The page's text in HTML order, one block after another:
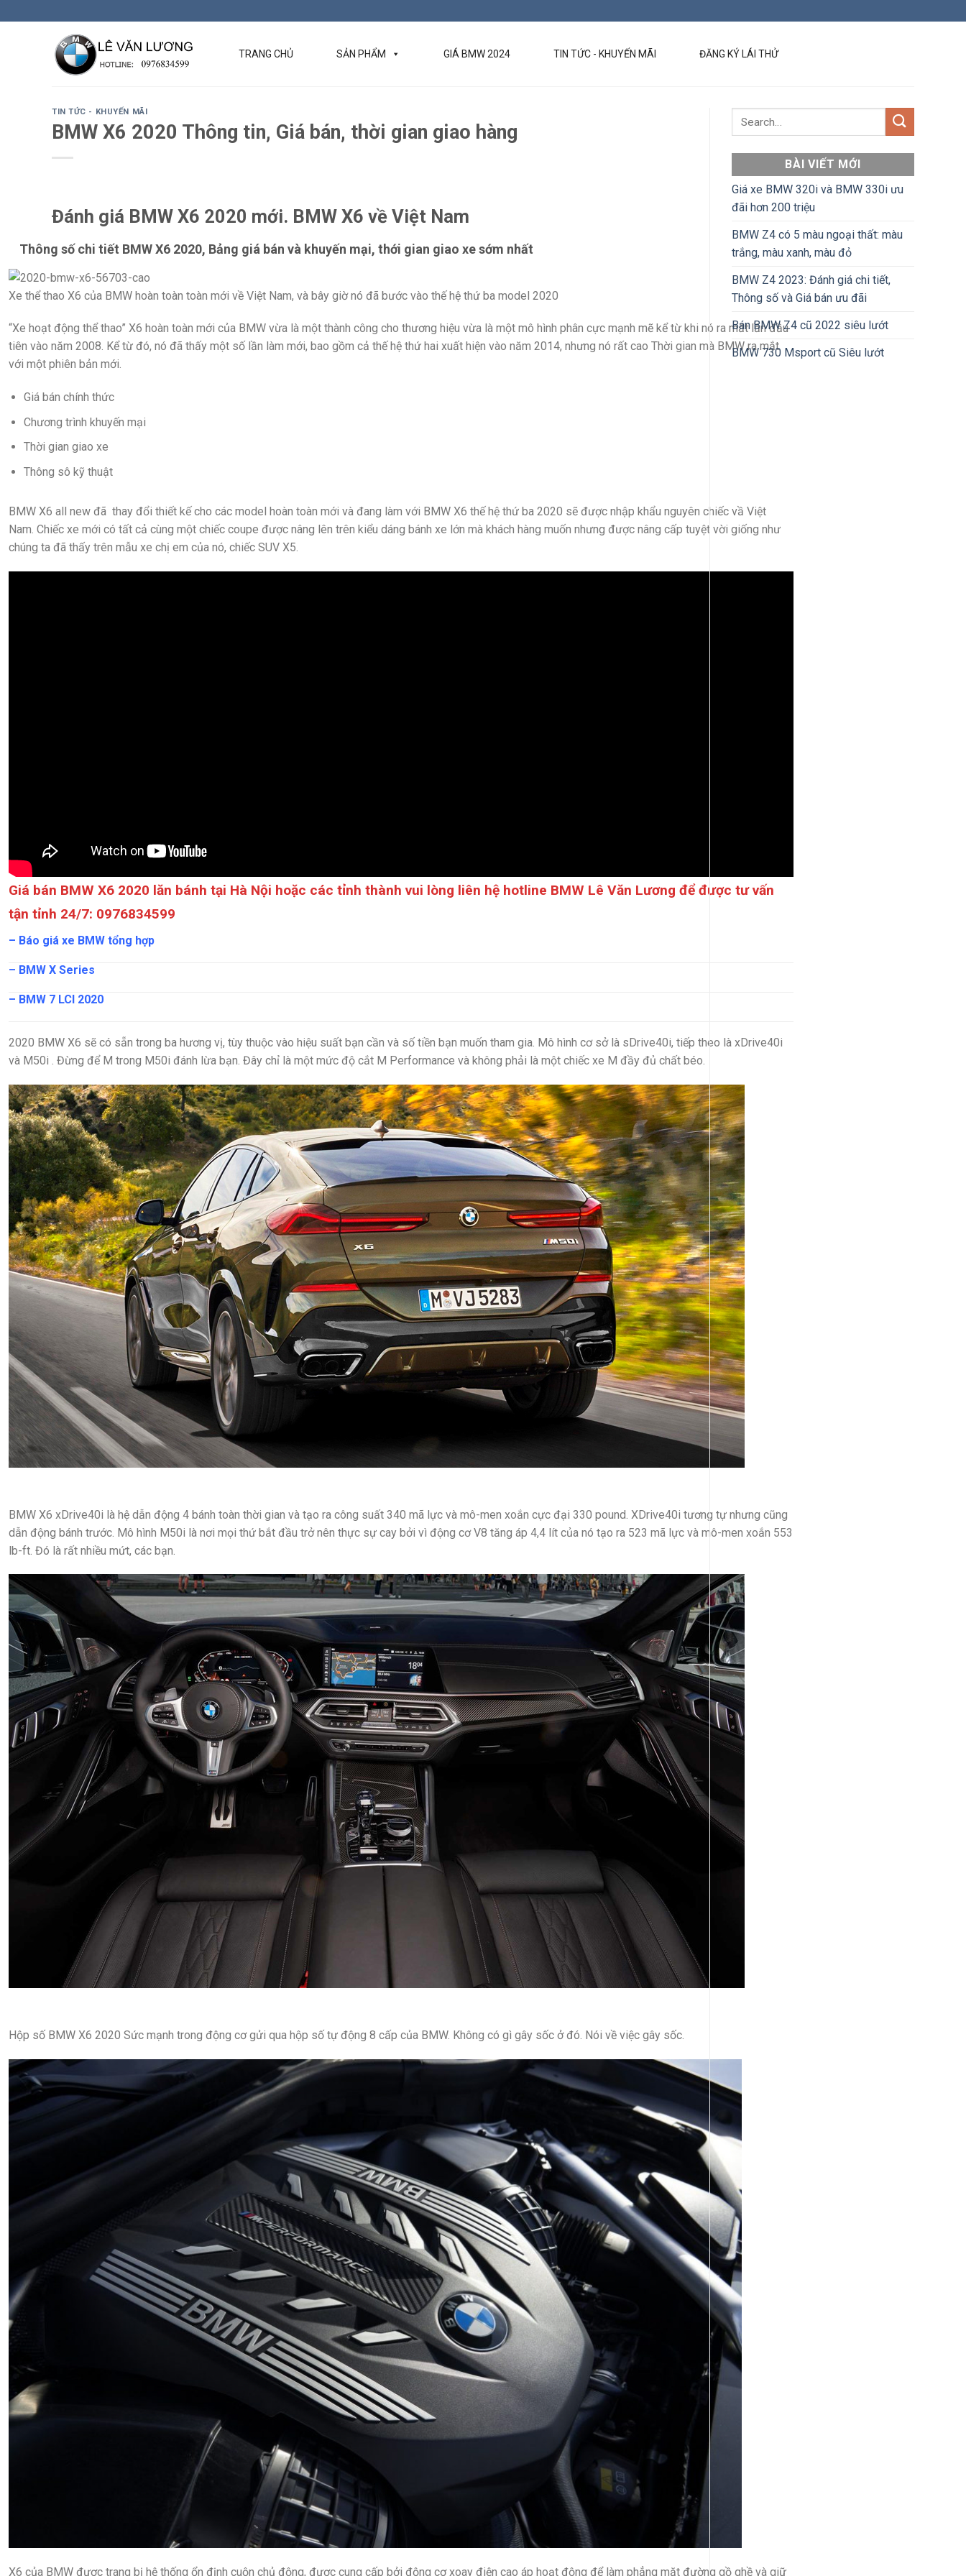
to
TRANG CHỦ SẢN PHẨM GIÁ BMW 2024 TIN TỨC - KHUYẾN MÃI ĐĂNG KÝ LÁI THỬ
TIN TỨC - KHUYẾN MÃI
BMW X6 2020 Thông tin, Giá bán, thời gian giao hàng
Đánh giá BMW X6 2020 mới. BMW X6 về Việt Nam
Thông số chi tiết BMW X6 2020, Bảng giá bán và khuyến mại, thới gian giao xe sớm nhất
Xe thể thao X6 của BMW hoàn toàn toàn mới về Việt Nam, và bây giờ nó đã bước vào thế hệ thứ ba model 2020
“Xe hoạt động thể thao” X6 hoàn toàn mới của BMW vừa là một thành công cho thương hiệu vừa là một mô hình phân cực mạnh mẽ kể từ khi nó ra mắt lần đầu
tiên vào năm 2008. Kể từ đó, nó đã thấy một số lần làm mới, bao gồm cả thế hệ thứ hai xuất hiện vào năm 2014, nhưng nó rất cao Thời gian mà BMW ra mắt
với một phiên bản mới.
Giá bán chính thức
Chương trình khuyến mại
Thời gian giao xe
Thông sô kỹ thuật
BMW X6 all new đã thay đổi thiết kế cho các model hoàn toàn mới và đang làm với BMW X6 thế hệ thứ ba 2020 sẽ được nhập khẩu nguyên chiếc vầ Việt
Nam. Chiếc xe mới có tất cả cùng một chiếc coupe được nâng lên trên kiểu dáng bánh xe lớn mà khách hàng muốn nhưng được nâng cấp tuyệt vời giống như
chúng ta đã thấy trên mẫu xe chị em của nó, chiếc SUV X5.
Giá bán BMW X6 2020 lăn bánh tại Hà Nội hoặc các tỉnh thành vui lòng liên hệ hotline BMW Lê Văn Lương để được tư vấn
tận tỉnh 24/7: 0976834599
– Báo giá xe BMW tổng hợp
– BMW X Series
– BMW 7 LCI 2020
2020 BMW X6 sẽ có sẵn trong ba hương vị, tùy thuộc vào hiệu suất bạn cần và số tiền bạn muốn tham gia. Mô hình cơ sở là sDrive40i, tiếp theo là xDrive40i
và M50i . Đừng để M trong M50i đánh lừa bạn. Đây chỉ là một mức độ cắt M Performance và không phải là một chiếc xe M đầy đủ chất béo.
BMW X6 xDrive40i là hệ dẫn động 4 bánh toàn thời gian và tạo ra công suất 340 mã lực và mô-men xoắn cực đại 330 pound. XDrive40i tương tự nhưng cũng
dẫn động bánh trước. Mô hình M50i là nơi mọi thứ bắt đầu trở nên thực sự cay bởi vì động cơ V8 tăng áp 4,4 lít của nó tạo ra 523 mã lực và mô-men xoắn 553
lb-ft. Đó là rất nhiều mứt, các bạn.
Hộp số BMW X6 2020 Sức mạnh trong động cơ gửi qua hộp số tự động 8 cấp của BMW. Không có gì gây sốc ở đó. Nói về việc gây sốc.
X6 của BMW được trang bị hệ thống ổn định cuộn chủ động, được cung cấp bởi động cơ xoay điện cao áp hoạt động để làm phẳng mặt đường gồ ghề và giữ
BÀI VIẾT MỚI
Giá xe BMW 320i và BMW 330i ưu
đãi hơn 200 triệu
BMW Z4 có 5 màu ngoại thất: màu
trắng, màu xanh, màu đỏ
BMW Z4 2023: Đánh giá chi tiết,
Thông số và Giá bán ưu đãi
Bán BMW Z4 cũ 2022 siêu lướt
BMW 730 Msport cũ Siêu lướt